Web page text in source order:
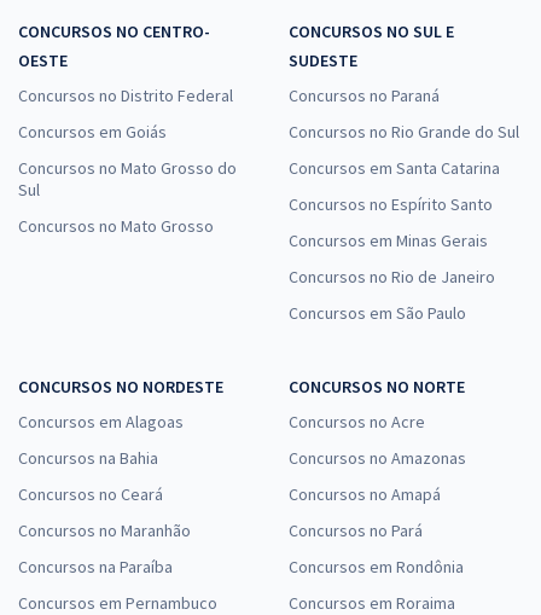
CONCURSOS NO CENTRO-
OESTE
Concursos no Distrito Federal
Concursos em Goiás
Concursos no Mato Grosso do
Sul
Concursos no Mato Grosso
CONCURSOS NO SUL E
SUDESTE
Concursos no Paraná
Concursos no Rio Grande do Sul
Concursos em Santa Catarina
Concursos no Espírito Santo
Concursos em Minas Gerais
Concursos no Rio de Janeiro
Concursos em São Paulo
CONCURSOS NO NORDESTE
Concursos em Alagoas
Concursos na Bahia
Concursos no Ceará
Concursos no Maranhão
Concursos na Paraíba
Concursos em Pernambuco
CONCURSOS NO NORTE
Concursos no Acre
Concursos no Amazonas
Concursos no Amapá
Concursos no Pará
Concursos em Rondônia
Concursos em Roraima